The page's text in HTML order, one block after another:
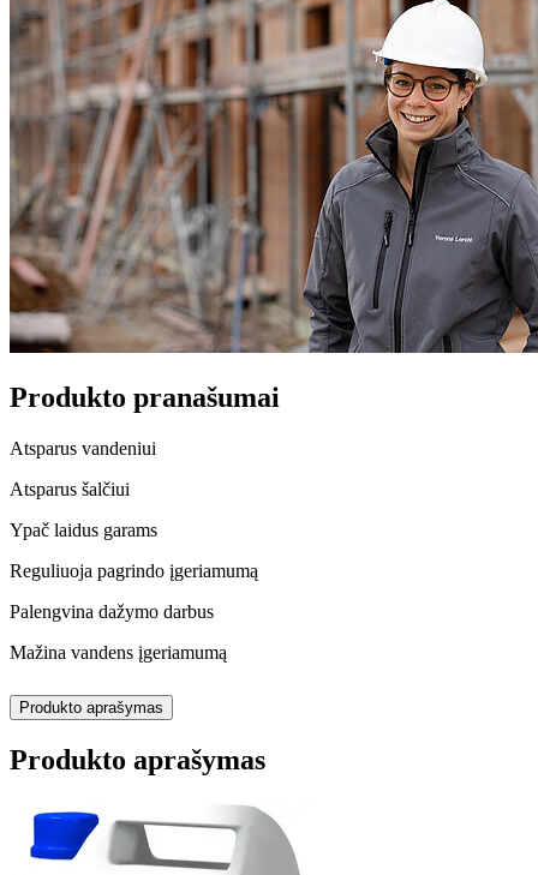
Produkto pranašumai
Atsparus vandeniui
Atsparus šalčiui
Ypač laidus garams
Reguliuoja pagrindo įgeriamumą
Palengvina dažymo darbus
Mažina vandens įgeriamumą
Produkto aprašymas
Produkto aprašymas